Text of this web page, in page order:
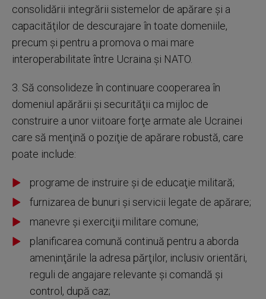
consolidării integrării sistemelor de apărare şi a
capacităţilor de descurajare în toate domeniile,
precum şi pentru a promova o mai mare
interoperabilitate între Ucraina şi NATO.
3. Să consolideze în continuare cooperarea în
domeniul apărării şi securităţii ca mijloc de
construire a unor viitoare forţe armate ale Ucrainei
care să menţină o poziţie de apărare robustă, care
poate include:
programe de instruire şi de educaţie militară;
furnizarea de bunuri şi servicii legate de apărare;
manevre şi exerciţii militare comune;
planificarea comună continuă pentru a aborda
ameninţările la adresa părţilor, inclusiv orientări,
reguli de angajare relevante şi comandă şi
control, după caz;